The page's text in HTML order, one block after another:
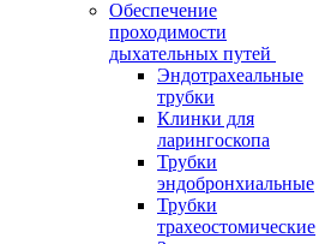
Обеспечение
проходимости
дыхательных путей
Эндотрахеальные
трубки
Клинки для
ларингоскопа
Трубки
эндобронхиальные
Трубки
трахеостомические